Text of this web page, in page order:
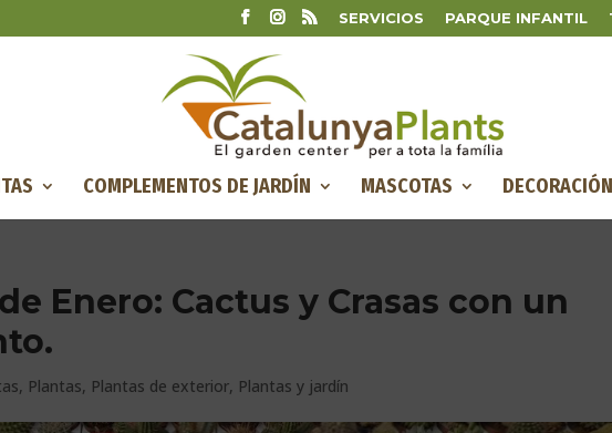
SERVICIOS PARQUE INFANTIL
COMPLEMENTOS DE JARDÍN MASCOTAS DECORACIÓN
Enero: Cactus y Crasas con un
, Plantas, Plantas de exterior, Plantas y jardín